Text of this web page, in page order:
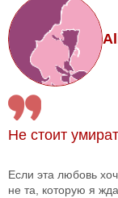
Не стоит
Если эта любовь
не та, которую я